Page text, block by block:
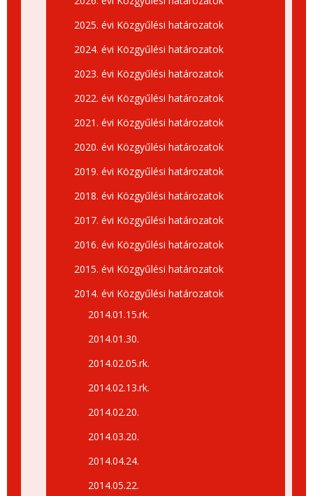
2025. évi Közgyűlési határozatok
2024. évi Közgyűlési határozatok
2023. évi Közgyűlési határozatok
2022. évi Közgyűlési határozatok
2021. évi Közgyűlési határozatok
2020. évi Közgyűlési határozatok
2019. évi Közgyűlési határozatok
2018. évi Közgyűlési határozatok
2017. évi Közgyűlési határozatok
2016. évi Közgyűlési határozatok
2015. évi Közgyűlési határozatok
2014. évi Közgyűlési határozatok
2014.01.15.rk.
2014.01.30.
2014.02.05.rk.
2014.02.13.rk.
2014.02.20.
2014.03.20.
2014.04.24.
2014.05.22.